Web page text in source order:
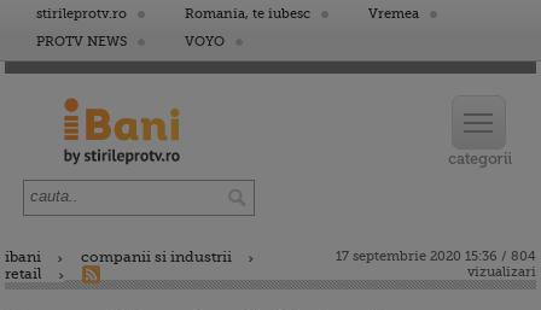
stirileprotv.ro Romania, te iubesc
Vremea
PROTV NEWS
VOYO
ibani
companii si industrii
retail
17 septembrie 2020 15:36 / 804
vizualizari